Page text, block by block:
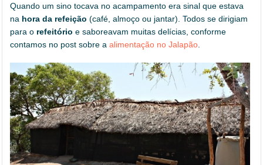
Quando um sino tocava no acampamento era sinal que estava
na hora da refeição (café, almoço ou jantar). Todos se dirigiam
para o refeitório e saboreavam muitas delícias, conforme
contamos no post sobre aalimentação no Jalapão